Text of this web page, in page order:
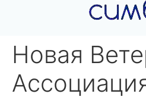
Новая